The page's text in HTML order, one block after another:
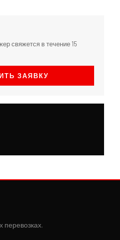
свяжется в течение 15
ЗАЯВКУ
перевозках.